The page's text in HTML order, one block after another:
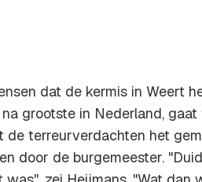
dat de kermis in Weert
grootste in Nederland,
terreurverdachten het
door de burgemeester.